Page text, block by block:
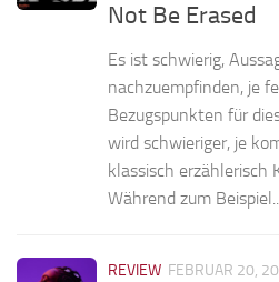
Not Be Erased
Es ist schwierig,
nachzuempfinden, je
Bezugspunkten für
wird schwieriger, je
klassisch erzählerisch
Während zum
REVIEW FEBRUAR 20,